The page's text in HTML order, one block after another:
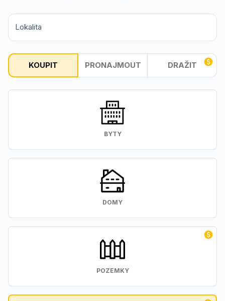
Lokalita
KOUPIT PRONAJMOUT DRAŽIT
BYTY
DOMY
POZEMKY